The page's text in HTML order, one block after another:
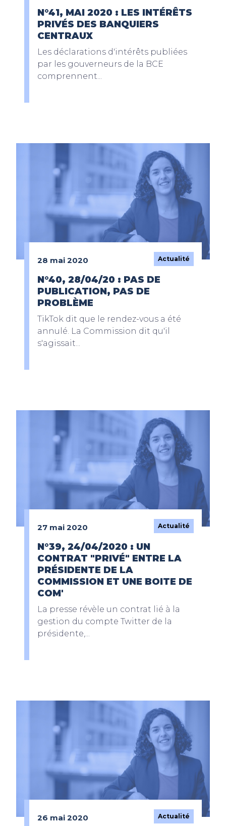
N°41, MAI 2020 : LES INTÉRÊTS
PRIVÉS DES BANQUIERS
CENTRAUX
Les déclarations d'intérêts publiées
par les gouverneurs de la BCE
comprennent...
28 mai 2020 Actualité
N°40, 28/04/20 : PAS DE
PUBLICATION, PAS DE
PROBLÈME
TikTok dit que le rendez-vous a été
annulé. La Commission dit qu'il
s'agissait...
27 mai 2020 Actualité
N°39, 24/04/2020 : UN
CONTRAT "PRIVÉ" ENTRE LA
PRÉSIDENTE DE LA
COMMISSION ET UNE BOITE DE
COM'
La presse révèle un contrat lié à la
gestion du compte Twitter de la
présidente,...
26 mai 2020 Actualité